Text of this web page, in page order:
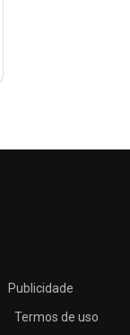
Publicidade
Termos de uso